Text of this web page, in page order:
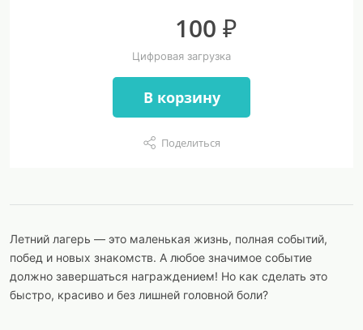
100 ₽
Цифровая загрузка
В корзину
Поделиться
Летний лагерь — это маленькая жизнь, полная событий,
побед и новых знакомств. А любое значимое событие
должно завершаться награждением! Но как сделать это
быстро, красиво и без лишней головной боли?